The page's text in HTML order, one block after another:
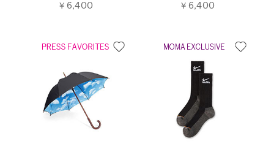
￥6,400
￥6,400